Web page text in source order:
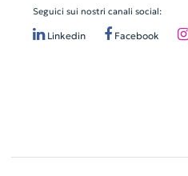
Seguici sui nostri canali social:
Linkedin Facebook